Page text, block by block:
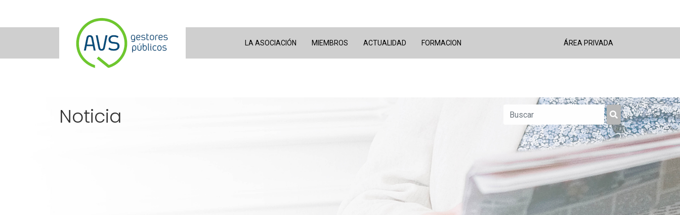
LA ASOCIACIÓN MIEMBROS ACTUALIDAD FORMACION ÁREA PRIVADA
Noticia